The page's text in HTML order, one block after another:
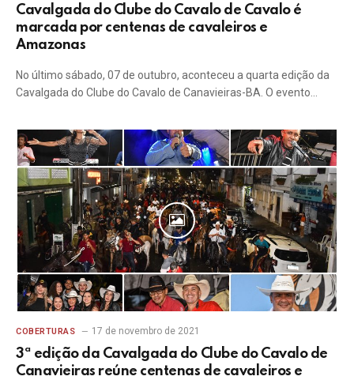
Cavalgada do Clube do Cavalo de Cavalo é
marcada por centenas de cavaleiros e
Amazonas
No último sábado, 07 de outubro, aconteceu a quarta edição da
Cavalgada do Clube do Cavalo de Canavieiras-BA. O evento…
COBERTURAS 17 de novembro de 2021
3ª edição da Cavalgada do Clube do Cavalo de
Canavieiras reúne centenas de cavaleiros e